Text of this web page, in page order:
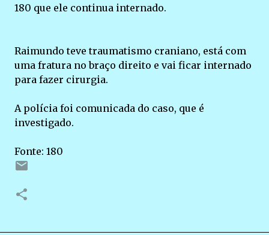
180 que ele continua internado.
Raimundo teve traumatismo craniano, está com
uma fratura no braço direito e vai ficar internado
para fazer cirurgia.
A polícia foi comunicada do caso, que é
investigado.
Fonte: 180